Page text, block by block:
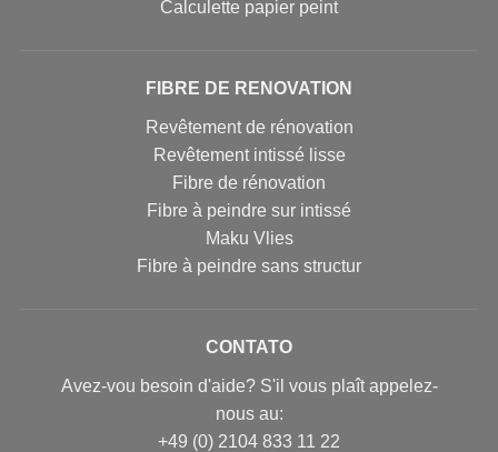
Calculette papier peint
FIBRE DE RENOVATION
Revêtement de rénovation
Revêtement intissé lisse
Fibre de rénovation
Fibre à peindre sur intissé
Maku Vlies
Fibre à peindre sans structur
CONTATO
Avez-vou besoin d'aide? S'il vous plaît appelez-
nous au:
+49 (0) 2104 833 11 22